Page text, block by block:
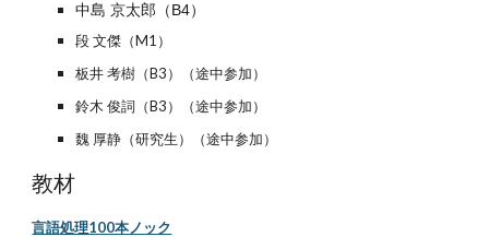
中島 京太郎（B4）
段 文傑（M1）
板井 考樹（B3）（途中参加）
鈴木 俊詞（B3）
（途中参加）
魏 厚静（研究生）
（途中参加）
教材
言語処理100本ノック